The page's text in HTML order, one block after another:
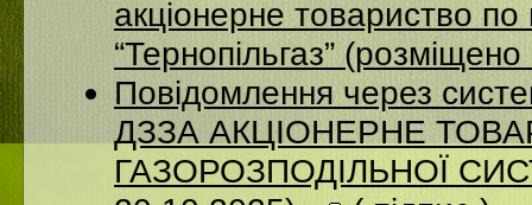
акціонерне товариство по
“Тернопільгаз”
Повідомлення через
ДЗЗА АКЦІОНЕРНЕ
ГАЗОРОЗПОДІЛЬНОЇ